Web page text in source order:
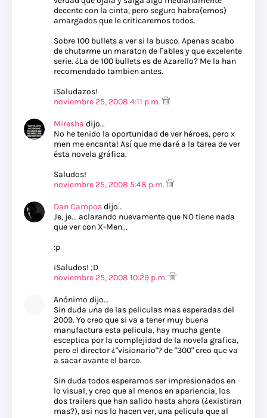
decente con la cinta, pero seguro habra(emos)
amargados que le criticaremos todos.
Sobre 100 bullets a ver si la busco. Apenas acabo
de chutarme un maraton de Fables y que excelente
serie. ¿La de 100 bullets es de Azarello? Me la han
recomendado tambien antes.
¡Saludazos!
noviembre 25, 2008 4:11 p.m.
Miresha dijo…
No he tenido la oportunidad de ver héroes, pero x
men me encanta! Así que me daré a la tarea de ver
ésta novela gráfica.
Saludos!
noviembre 25, 2008 5:48 p.m.
Dan Camposdijo…
Je, je... aclarando nuevamente que NO tiene nada
que ver con X-Men...
:p
¡Saludos! ;D
noviembre 25, 2008 10:29 p.m.
Anónimo dijo…
Sin duda una de las peliculas mas esperadas del
2009. Yo creo que si va a tener muy buena
manufactura esta pelicula, hay mucha gente
esceptica por la complejidad de la novela grafica,
pero el director ¿"visionario"? de "300" creo que va
a sacar avante el barco.
Sin duda todos esperamos ser impresionados en
lo visual, y creo que al menos en apariencia, los
dos trailers que han salido hasta ahora (¿existiran
mas?), asi nos lo hacen ver, una pelicula que al